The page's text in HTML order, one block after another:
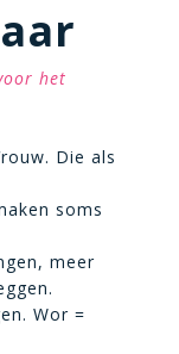
het
Die als
soms
meer
Wor =